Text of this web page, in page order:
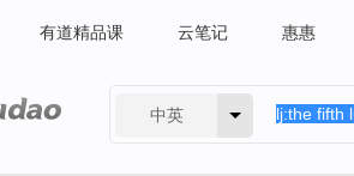
有道精品课 云笔记 惠惠
中英